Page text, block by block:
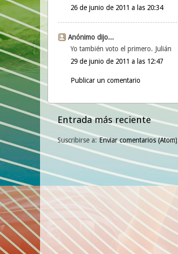
26 de junio de 2011 a las 20:34
Anónimo dijo...
Yo también voto el primero. Julián
29 de junio de 2011 a las 12:47
Publicar un comentario
Entrada más reciente
Suscribirse a:Enviar comentarios (Atom)